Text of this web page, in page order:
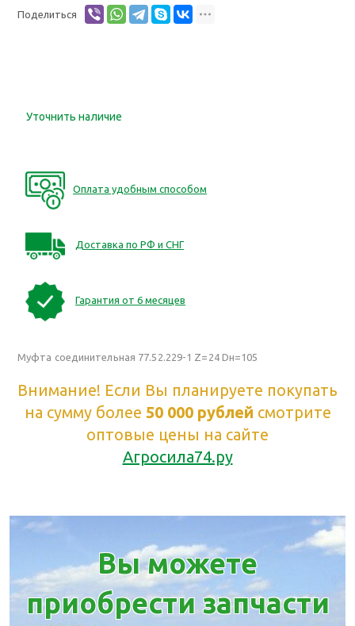
Поделиться
Уточнить наличие
Оплата удобным способом
Доставка по РФ и СНГ
Гарантия от 6 месяцев
Муфта соединительная 77.52.229-1 Z=24 Dн=105
Внимание! Если Вы планируете покупать
на сумму более 50 000 рублей смотрите
оптовые цены на сайте
Агросила74.ру
Вы можете
приобрести запчасти